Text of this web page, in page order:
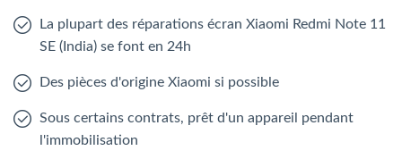
La plupart des réparations écran Xiaomi Redmi Note 11
SE (India) se font en 24h
Des pièces d'origine Xiaomi si possible
Sous certains contrats, prêt d'un appareil pendant
l'immobilisation